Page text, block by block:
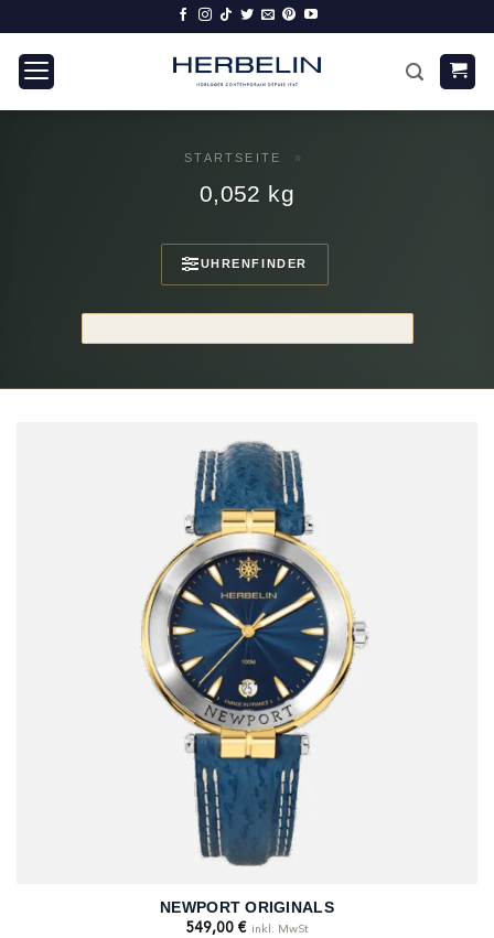
springen
STARTSEITE »
0,052 kg
UHRENFINDER
NEWPORT ORIGINALS
549,00 € inkl. MwSt